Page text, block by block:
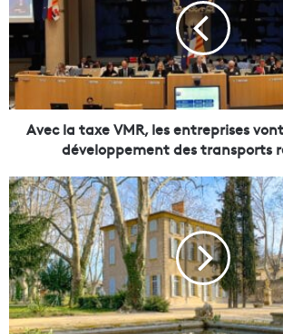
c
l
t
a
x
R
,
l
e
s
e
n
t
Avec la taxe VMR, les entreprises
développement des transports
A
i
x
-
e
n
-
P